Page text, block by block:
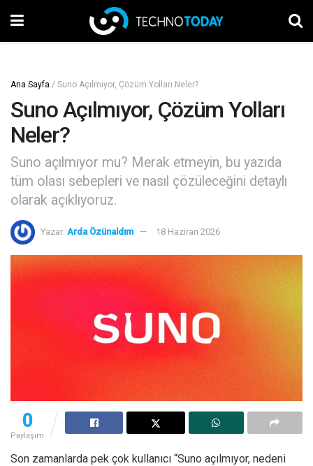
Ana Sayfa / Suno Açılmıyor, Çözüm Yolları Neler?
Suno Açılmıyor, Çözüm Yolları
Neler?
Suno açılmıyor mu? Merak etmeyin, bu yazıda
tüm olası sebepleri ve nasıl çözüleceğini detaylı
olarak açıklıyoruz.
Yazar: Arda Özünaldım 18 Haziran 2026
0
Paylaşım
Son zamanlarda pek çok kullanıcı “Suno açılmıyor, nedeni